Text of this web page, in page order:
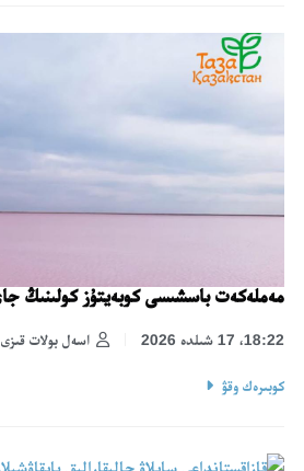
مەملەكەت باسشىسى كوبەيتۇز كولىنىڭ
اسەل بولات قىزى 18:22، 17 شىلدە 2026
كوبىرەك وقۋ